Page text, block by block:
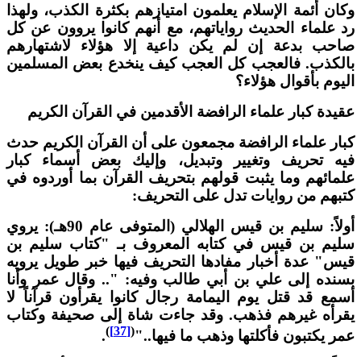
أئمة الإسلام يعلمون امتيازهم بكثرة الكذب، ولهذا
علماء الحديث رواياتهم، مع أنهم كانوا يروون عن كل
بدعة إن لم يكن داعية إلا هؤلاء لاشتهارهم
فالعجب كل العجب كيف ينخدع بعض المسلمين
بأقوال هؤلاء؟
كبار علماء الرافضة الأقدمين في القرآن الكريم
علماء الرافضة مجمعون على أن القرآن الكريم حدث
تحريف وتغيير وتبديل، وإليك بعض أسماء كبار
وما يثبت قولهم بتحريف القرآن بما أوردوه في
من روايات تدل على التحريف:
أولاً: سليم بن قيس الهلالي (المتوفى عام 90هـ): يروي
بن قيس في كتابه المعروف بـ "كتاب سليم بن
عدة أخبار مفادها التحريف فيها خبر طويل يرويه
إلى علي بن أبي طالب وفيه: ".. وقال عمر وأنا
قد قتل يوم اليمامة رجال كانوا يقرأون قرآناً لا
غيرهم فذهب. وقد جاءت شاة إلى صحيفة وكتاب
يكتبون فأكلتها وذهب ما فيها.."(
[37]
)
.